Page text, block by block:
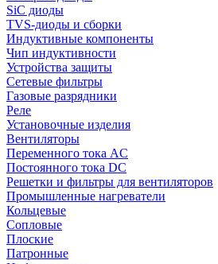
SiC диоды
TVS-диоды и сборки
Индуктивные компоненты
Чип индуктивности
Устройства защиты
Сетевые фильтры
Газовые разрядники
Реле
Установочные изделия
Вентиляторы
Переменного тока AC
Постоянного тока DC
Решетки и фильтры для вентиляторов
Промышленные нагреватели
Кольцевые
Сопловые
Плоские
Патронные